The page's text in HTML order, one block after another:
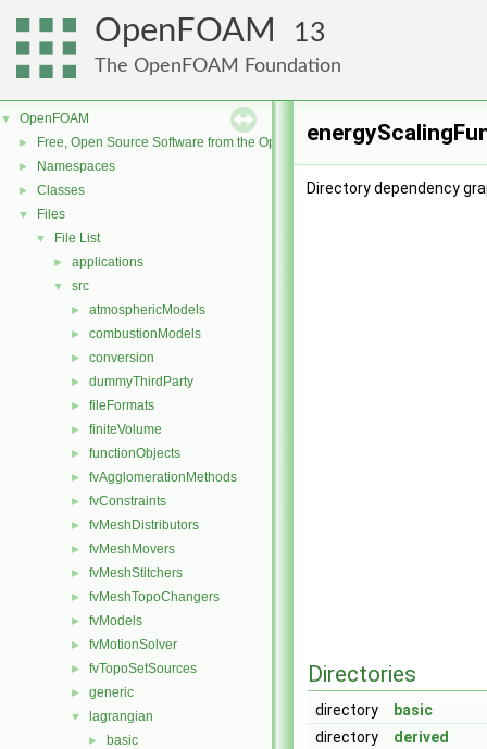
OpenFOAM 13
The OpenFOAM Foundation
▼ OpenFOAM
► Free, Open Source Software from the OpenFOAM Foundation
► Namespaces
► Classes
▼ Files
▼ File List
► applications
▼ src
► atmosphericModels
► combustionModels
► conversion
► dummyThirdParty
► fileFormats
► finiteVolume
► functionObjects
► fvAgglomerationMethods
► fvConstraints
► fvMeshDistributors
► fvMeshMovers
► fvMeshStitchers
► fvMeshTopoChangers
► fvModels
► fvMotionSolver
► fvTopoSetSources
► generic
▼ lagrangian
► basic
Directory dependency
Directories
directory
basic
directory
derived